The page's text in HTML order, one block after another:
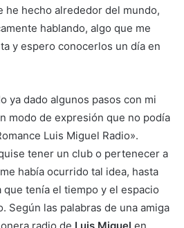
he hecho alrededor del mundo,
hablando, algo que me
y espero conocerlos un día en
ya dado algunos pasos con mi
modo de expresión que no podía
Luis Miguel Radio».
tener un club o pertenecer a
había ocurrido tal idea, hasta
tenía el tiempo y el espacio
Según las palabras de una amiga